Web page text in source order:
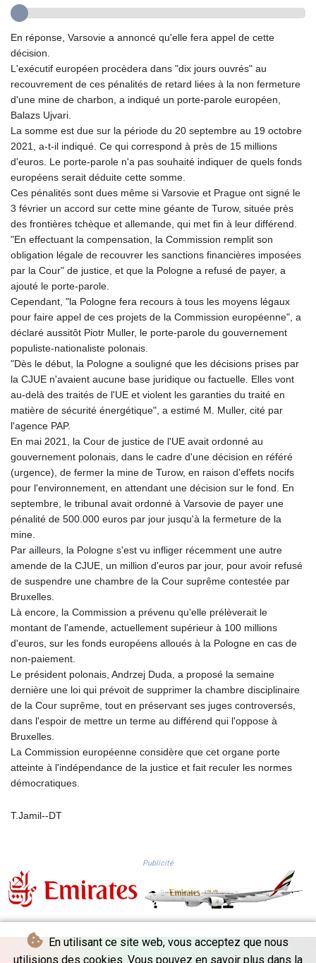
En utilisant ce site web, vous acceptez que nous
utilisions des cookies. Vous pouvez en savoir plus dans la
GNF 10128.411837
GYD 241.227629
HNL 30.907112
HRK 7.534038
HTG 150.767698
IDR 20682.294394
ILS 3.477385
IMP 0.857848
INR 109.932764
IQD 1510.627108
IRR
1587694.361999
ISK 141.792902
JEP 0.857848
JMD 183.243508
JPY 182.181232
KES 149.439303
KGS 100.991685
KHR 4673.518854
KMF 493.12343
KRW 1638.640772
KWD 0.357023
KYD 0.961017
LAK 26067.486096
LBP
103263.512096
LKR 386.906578
LRD 208.141271
LSL 18.917964
LVL 0.69856
LYD 7.339597
MAD 10.74762
MGA 4908.365176
MKD 61.481068
MMK 2424.552772
MOP 9.316283
MRU 46.240358
MUR 54.209096
MVR 17.842347
MXN 19.917775
MYR 4.721853
NPR 175.401109
OMR 0.444037
PAB 1.153176
PGK 5.170149
PHP 70.148769
En réponse, Varsovie a annoncé qu'elle fera appel de cette
décision.
L'exécutif européen procèdera dans "dix jours ouvrés" au
recouvrement de ces pénalités de retard liées à la non fermeture
d'une mine de charbon, a indiqué un porte-parole européen,
Balazs Ujvari.
La somme est due sur la période du 20 septembre au 19 octobre
2021, a-t-il indiqué. Ce qui correspond à près de 15 millions
d'euros. Le porte-parole n'a pas souhaité indiquer de quels fonds
européens serait déduite cette somme.
Ces pénalités sont dues même si Varsovie et Prague ont signé le
3 février un accord sur cette mine géante de Turow, située près
des frontières tchèque et allemande, qui met fin à leur différend.
"En effectuant la compensation, la Commission remplit son
obligation légale de recouvrer les sanctions financières imposées
par la Cour" de justice, et que la Pologne a refusé de payer, a
ajouté le porte-parole.
Cependant, "la Pologne fera recours à tous les moyens légaux
pour faire appel de ces projets de la Commission européenne", a
déclaré aussitôt Piotr Muller, le porte-parole du gouvernement
populiste-nationaliste polonais.
"Dès le début, la Pologne a souligné que les décisions prises par
la CJUE n'avaient aucune base juridique ou factuelle. Elles vont
au-delà des traités de l'UE et violent les garanties du traité en
matière de sécurité énergétique", a estimé M. Muller, cité par
l'agence PAP.
En mai 2021, la Cour de justice de l'UE avait ordonné au
gouvernement polonais, dans le cadre d'une décision en référé
(urgence), de fermer la mine de Turow, en raison d'effets nocifs
pour l'environnement, en attendant une décision sur le fond. En
septembre, le tribunal avait ordonné à Varsovie de payer une
pénalité de 500.000 euros par jour jusqu'à la fermeture de la
mine.
Par ailleurs, la Pologne s'est vu infliger récemment une autre
amende de la CJUE, un million d'euros par jour, pour avoir refusé
de suspendre une chambre de la Cour suprême contestée par
Bruxelles.
Là encore, la Commission a prévenu qu'elle prélèverait le
montant de l'amende, actuellement supérieur à 100 millions
d'euros, sur les fonds européens alloués à la Pologne en cas de
non-paiement.
Le président polonais, Andrzej Duda, a proposé la semaine
dernière une loi qui prévoit de supprimer la chambre disciplinaire
de la Cour suprême, tout en préservant ses juges controversés,
dans l'espoir de mettre un terme au différend qui l'oppose à
Bruxelles.
La Commission européenne considère que cet organe porte
atteinte à l'indépendance de la justice et fait reculer les normes
démocratiques.
T.Jamil--DT
Publicité